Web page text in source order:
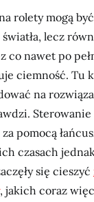
rolety mogą
lecz
co nawet po
ciemność. Tu
na
Sterowanie
pomocą
czasach
się cieszyć
, jakich coraz